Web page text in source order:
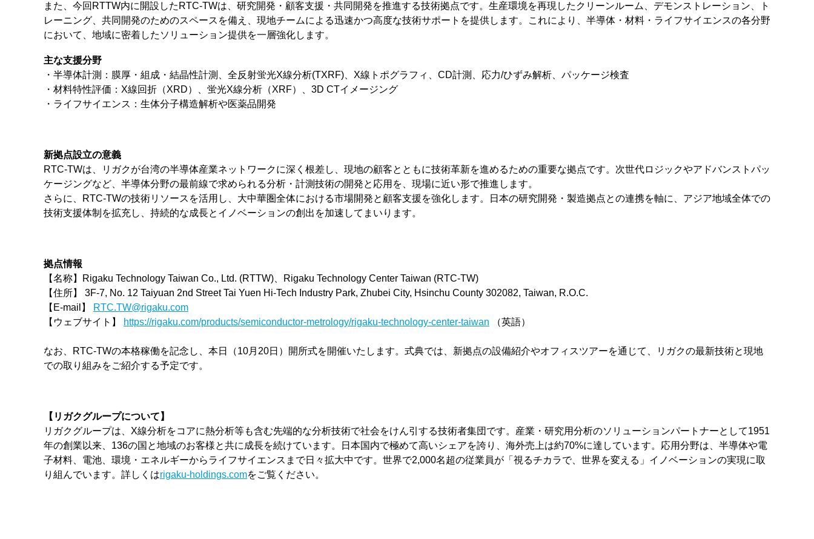
また、今回RTTW内に開設したRTC-TWは、研究開発・顧客支援・共同開発を推進する技術拠点です。生産環境を再現したクリーンルーム、デモンストレーション、ト
レーニング、共同開発のためのスペースを備え、現地チームによる迅速かつ高度な技術サポートを提供します。これにより、半導体・材料・ライフサイエンスの各分野
において、地域に密着したソリューション提供を一層強化します。
主な支援分野
・半導体計測：膜厚・組成・結晶性計測、全反射蛍光X線分析(TXRF)、X線トポグラフィ、CD計測、応力/ひずみ解析、パッケージ検査
・材料特性評価：X線回折（XRD）、蛍光X線分析（XRF）、3D CTイメージング
・ライフサイエンス：生体分子構造解析や医薬品開発
新拠点設立の意義
RTC-TWは、リガクが台湾の半導体産業ネットワークに深く根差し、現地の顧客とともに技術革新を進めるための重要な拠点です。次世代ロジックやアドバンストパッ
ケージングなど、半導体分野の最前線で求められる分析・計測技術の開発と応用を、現場に近い形で推進します。
さらに、RTC-TWの技術リソースを活用し、大中華圏全体における市場開発と顧客支援を強化します。日本の研究開発・製造拠点との連携を軸に、アジア地域全体での
技術支援体制を拡充し、持続的な成長とイノベーションの創出を加速してまいります。
拠点情報
【名称】Rigaku Technology Taiwan Co., Ltd. (RTTW)、Rigaku Technology Center Taiwan (RTC-TW)
【住所】 3F-7, No. 12 Taiyuan 2nd Street Tai Yuen Hi-Tech Industry Park, Zhubei City, Hsinchu County 302082, Taiwan, R.O.C.
【E-mail】
RTC.TW@rigaku.com
【ウェブサイト】
https://rigaku.com/products/semiconductor-metrology/rigaku-technology-center-taiwan （英語）
なお、RTC-TWの本格稼働を記念し、本日（10月20日）開所式を開催いたします。式典では、新拠点の設備紹介やオフィスツアーを通じて、リガクの最新技術と現地
での取り組みをご紹介する予定です。
【リガクグループについて】
リガクグループは、X線分析をコアに熱分析等も含む先端的な分析技術で社会をけん引する技術者集団です。産業・研究用分析のソリューションパートナーとして1951
年の創業以来、136の国と地域のお客様と共に成長を続けています。日本国内で極めて高いシェアを誇り、海外売上は約70%に達しています。応用分野は、半導体や電
子材料、電池、環境・エネルギーからライフサイエンスまで日々拡大中です。世界で2,000名超の従業員が「視るチカラで、世界を変える」イノベーションの実現に取
り組んでいます。詳しくはrigaku-holdings.comをご覧ください。